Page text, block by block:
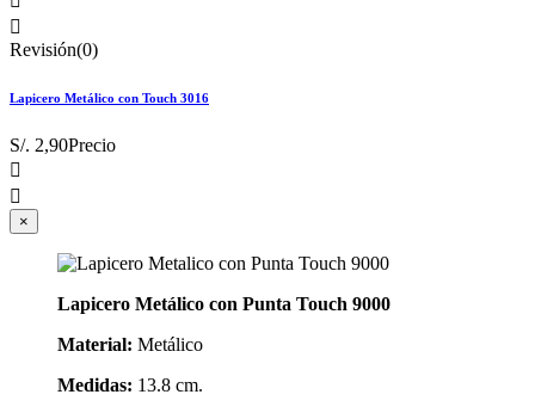

Revisión(0)
Lapicero Metálico con Touch 3016
S/. 2,90Precio


×
Lapicero Metálico con Punta Touch 9000
Material: Metálico
Medidas: 13.8 cm.